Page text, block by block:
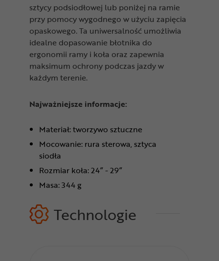
sztycy podsiodłowej lub poniżej na ramie
przy pomocy wygodnego w użyciu zapięcia
opaskowego. Ta uniwersalność umożliwia
idealne dopasowanie błotnika do
ergonomii ramy i koła oraz zapewnia
maksimum ochrony podczas jazdy w
każdym terenie.
Najważniejsze informacje:
Materiał: tworzywo sztuczne
Mocowanie: rura sterowa, sztyca
siodła
Rozmiar koła: 24” - 29”
Masa: 344 g
Technologie